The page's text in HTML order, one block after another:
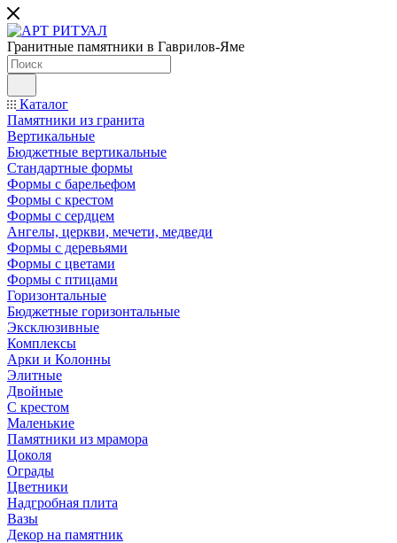
Гранитные памятники в Гаврилов-Яме
Каталог
Памятники из гранита
Вертикальные
Бюджетные вертикальные
Стандартные формы
Формы с барельефом
Формы с крестом
Формы с сердцем
Ангелы, церкви, мечети, медведи
Формы с деревьями
Формы с цветами
Формы с птицами
Горизонтальные
Бюджетные горизонтальные
Эксклюзивные
Комплексы
Арки и Колонны
Элитные
Двойные
С крестом
Маленькие
Памятники из мрамора
Цоколя
Ограды
Цветники
Надгробная плита
Вазы
Декор на памятник